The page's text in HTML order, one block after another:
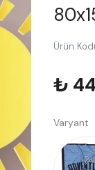
Ürün
₺
Varyant